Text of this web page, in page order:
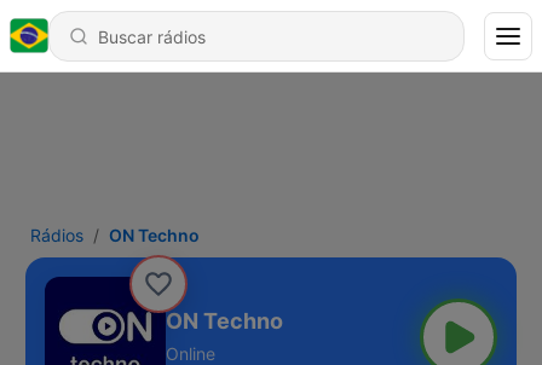
Rádios ON Techno
ON Techno
Online